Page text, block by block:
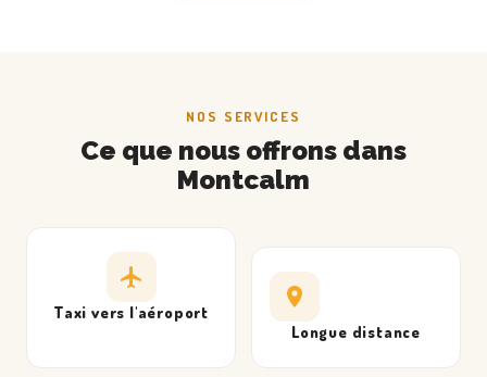
NOS SERVICES
Ce que nous offrons dans
Montcalm
Taxi vers l'aéroport
Longue distance